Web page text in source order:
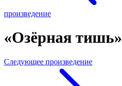
произведение
«Озёрная тишь»
Следующее произведение